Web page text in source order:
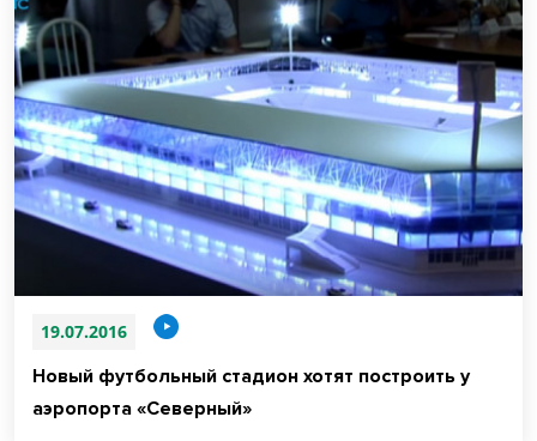
19.07.2016
Новый футбольный стадион хотят построить у
аэропорта «Северный»